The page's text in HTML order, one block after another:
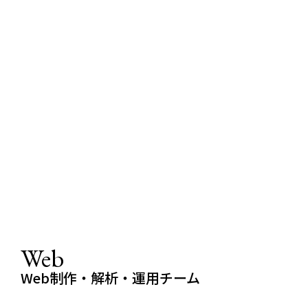
Web
Web制作・解析・運用チーム